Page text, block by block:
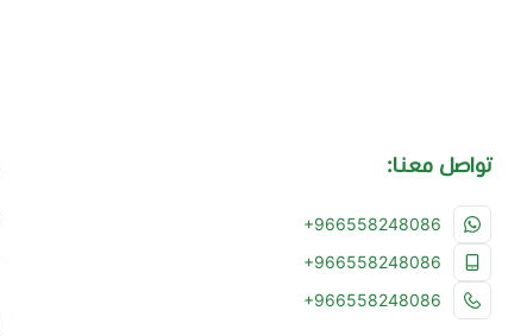
تواصل معنا:
+966558248086
+966558248086
+966558248086